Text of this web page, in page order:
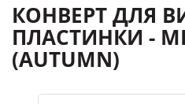
КОНВЕРТ ДЛЯ
ПЛАСТИНКИ -
(AUTUMN)